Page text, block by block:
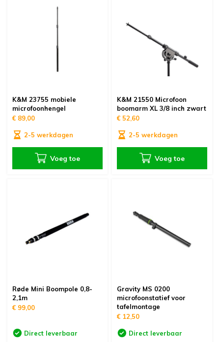
K&M 23755 mobiele
microfoonhengel
€ 89,00
2-5 werkdagen
Voeg toe
K&M 21550 Microfoon
boomarm XL 3/8 inch zwart
€ 52,60
2-5 werkdagen
Voeg toe
Røde Mini Boompole 0,8-
2,1m
€ 99,00
Direct leverbaar
Gravity MS 0200
microfoonstatief voor
tafelmontage
€ 12,50
Direct leverbaar